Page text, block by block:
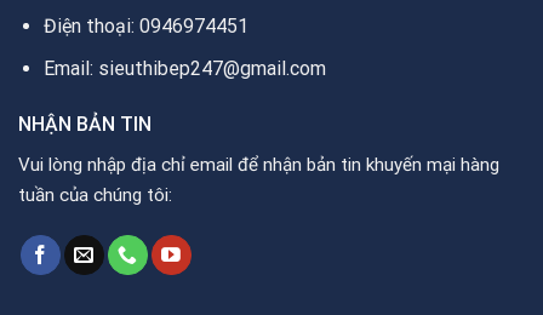
Điện thoại: 0946974451
Email: sieuthibep247@gmail.com
NHẬN BẢN TIN
Vui lòng nhập địa chỉ email để nhận bản tin khuyến mại hàng
tuần của chúng tôi: